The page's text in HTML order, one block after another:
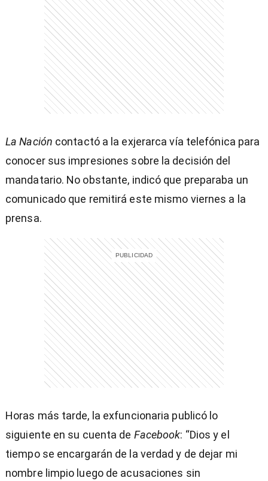
La Nación contactó a la exjerarca vía telefónica para
conocer sus impresiones sobre la decisión del
mandatario. No obstante, indicó que preparaba un
comunicado que remitirá este mismo viernes a la
prensa.
Horas más tarde, la exfuncionaria publicó lo
siguiente en su cuenta de Facebook: “Dios y el
tiempo se encargarán de la verdad y de dejar mi
nombre limpio luego de acusaciones sin